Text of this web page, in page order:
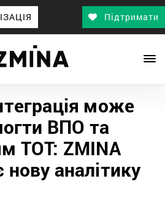
Підтримати
може
ВПО та
ТОТ: ZMINA
нову аналітику